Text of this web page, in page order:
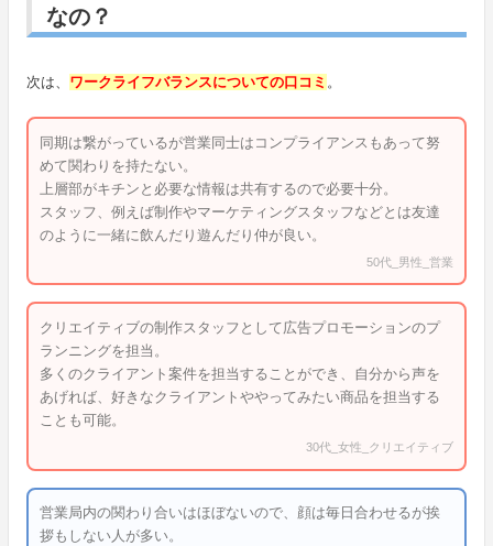
なの？
次は、 ワークライフバランスについての口コミ 。
同期は繋がっているが営業同士はコンプライアンスもあって努
めて関わりを持たない。
上層部がキチンと必要な情報は共有するので必要十分。
スタッフ、例えば制作やマーケティングスタッフなどとは友達
のように一緒に飲んだり遊んだり仲が良い。
50代_男性_営業
クリエイティブの制作スタッフとして広告プロモーションのプ
ランニングを担当。
多くのクライアント案件を担当することができ、自分から声を
あげれば、好きなクライアントややってみたい商品を担当する
ことも可能。
30代_女性_クリエイティブ
営業局内の関わり合いはほぼないので、顔は毎日合わせるが挨
拶もしない人が多い。